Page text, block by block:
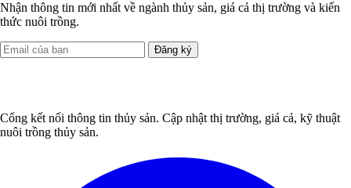
Nhận thông tin mới nhất về ngành thủy sản, giá cả thị trường và kiến
thức nuôi trồng.
Đăng ký
Cổng kết nối thông tin thủy sản. Cập nhật thị trường, giá cả, kỹ thuật
nuôi trồng thủy sản.